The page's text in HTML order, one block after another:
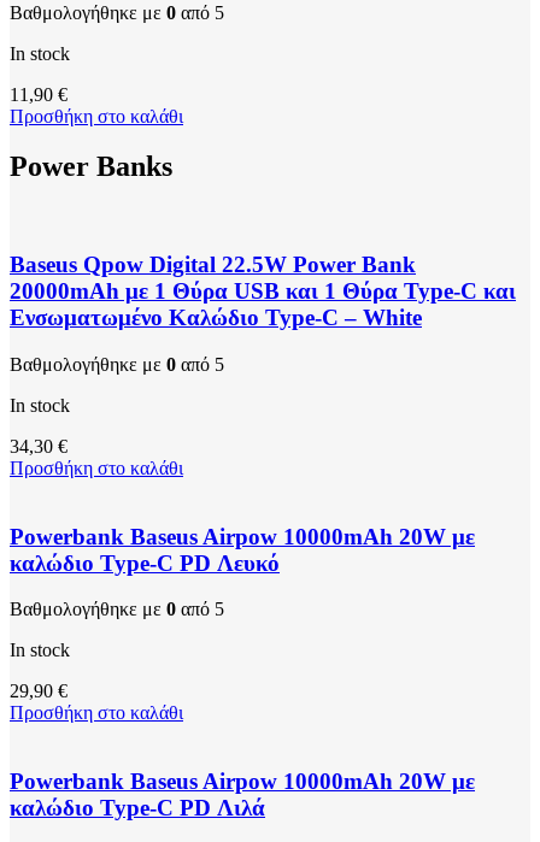
Βαθμολογήθηκε με 0 από 5
In stock
11,90 €
Προσθήκη στο καλάθι
Power Banks
Baseus Qpow Digital 22.5W Power Bank
20000mAh με 1 Θύρα USB και 1 Θύρα Type-C και
Ενσωματωμένο Καλώδιο Type-C – White
Βαθμολογήθηκε με 0 από 5
In stock
34,30 €
Προσθήκη στο καλάθι
Powerbank Baseus Airpow 10000mAh 20W με
καλώδιο Type-C PD Λευκό
Βαθμολογήθηκε με 0 από 5
In stock
29,90 €
Προσθήκη στο καλάθι
Powerbank Baseus Airpow 10000mAh 20W με
καλώδιο Type-C PD Λιλά